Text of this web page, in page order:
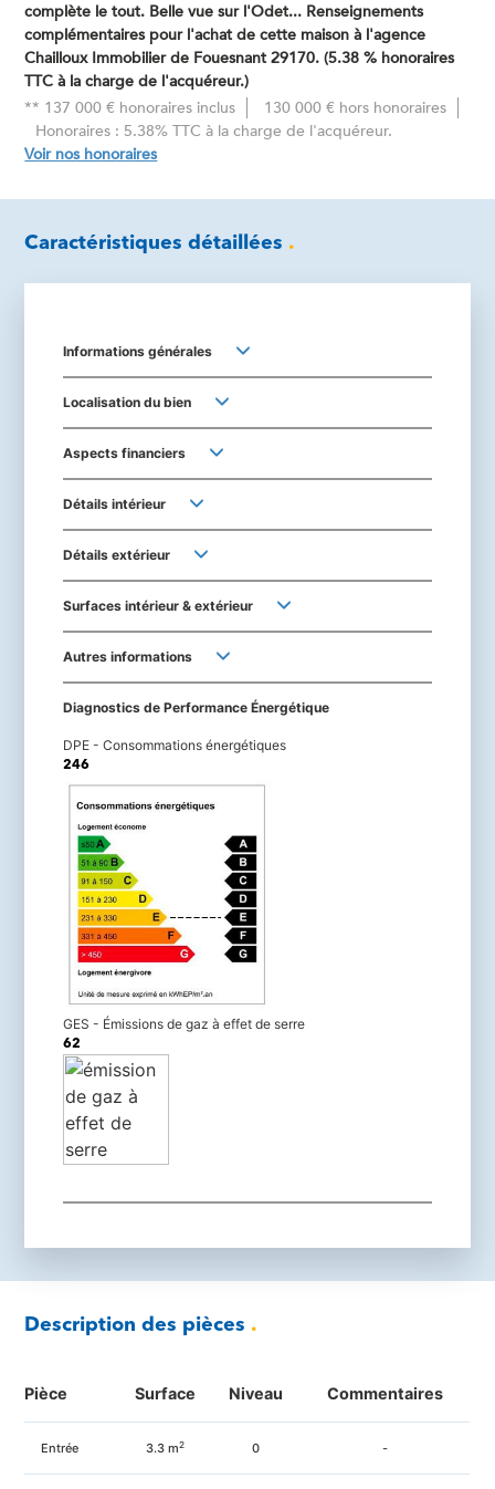
complète le tout. Belle vue sur l'Odet... Renseignements
complémentaires pour l'achat de cette maison à l'agence
Chailloux Immobilier de Fouesnant 29170. (5.38 % honoraires
TTC à la charge de l'acquéreur.)
** 137 000 € honoraires inclus
130 000 € hors honoraires
Honoraires : 5.38% TTC à la charge de l'acquéreur.
Voir nos honoraires
Caractéristiques détaillées .
Informations générales
Localisation du bien
Aspects financiers
Détails intérieur
Détails extérieur
Surfaces intérieur & extérieur
Autres informations
Diagnostics de Performance Énergétique
DPE - Consommations énergétiques
246
GES - Émissions de gaz à effet de serre
62
Description des pièces .
Pièce Surface Niveau Commentaires
Entrée 3.3m2 0 -